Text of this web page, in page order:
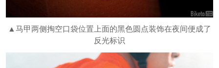
▲马甲两侧掏空口袋位置上面的黑色圆点装饰在夜间便成了
反光标识